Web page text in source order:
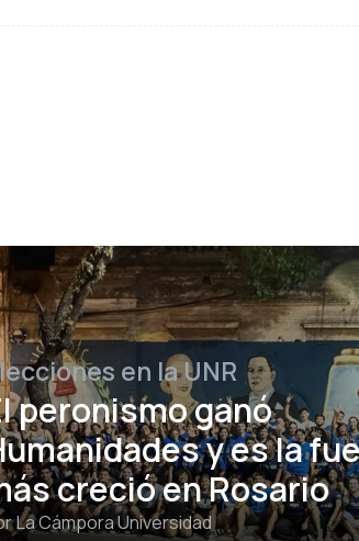
en la UNR
peronismo ganó
y es la
creció en Rosario
La Cámpora Universidad